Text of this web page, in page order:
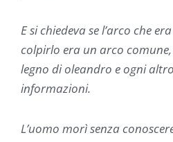
E si chiedeva se l’arco che
colpirlo era un arco
legno di oleandro e ogni
informazioni.
L’uomo morì senza